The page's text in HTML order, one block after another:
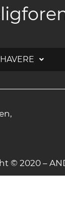
© 2020 –